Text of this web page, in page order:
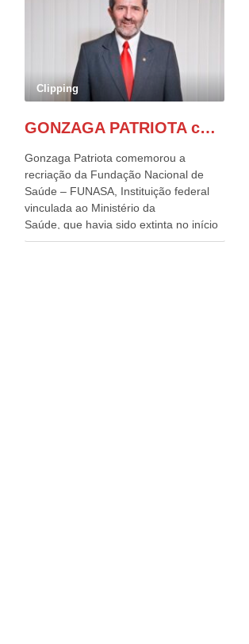
Clipping
GONZAGA PATRIOTA comemora o retorno da FUNASA
Gonzaga Patriota comemorou a
recriação da Fundação Nacional de
Saúde – FUNASA, Instituição federal
vinculada ao Ministério da
Saúde, que havia sido extinta no início
do terceiro governo do